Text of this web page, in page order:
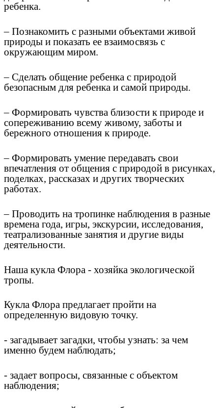
ребенка.
– Познакомить с разными объектами живой
природы и показать ее взаимосвязь с
окружающим миром.
– Сделать общение ребенка с природой
безопасным для ребенка и самой природы.
– Формировать чувства близости к природе и
сопереживанию всему живому, заботы и
бережного отношения к природе.
– Формировать умение передавать свои
впечатления от общения с природой в рисунках,
поделках, рассказах и других творческих
работах.
– Проводить на тропинке наблюдения в разные
времена года, игры, экскурсии, исследования,
театрализованные занятия и другие виды
деятельности.
Наша кукла Флора - хозяйка экологической
тропы.
Кукла Флора предлагает пройти на
определенную видовую точку.
- загадывает загадки, чтобы узнать: за чем
именно будем наблюдать;
- задает вопросы, связанные с объектом
наблюдения;